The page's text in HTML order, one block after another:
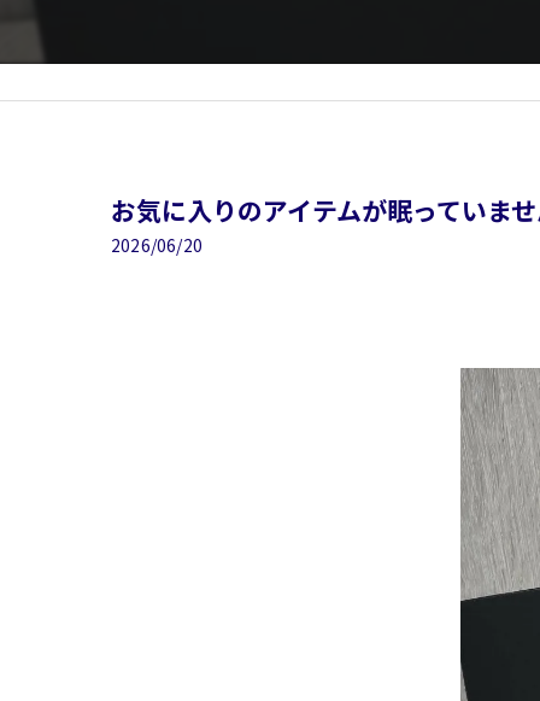
お気に入りのアイテムが眠っていま
2026/06/20